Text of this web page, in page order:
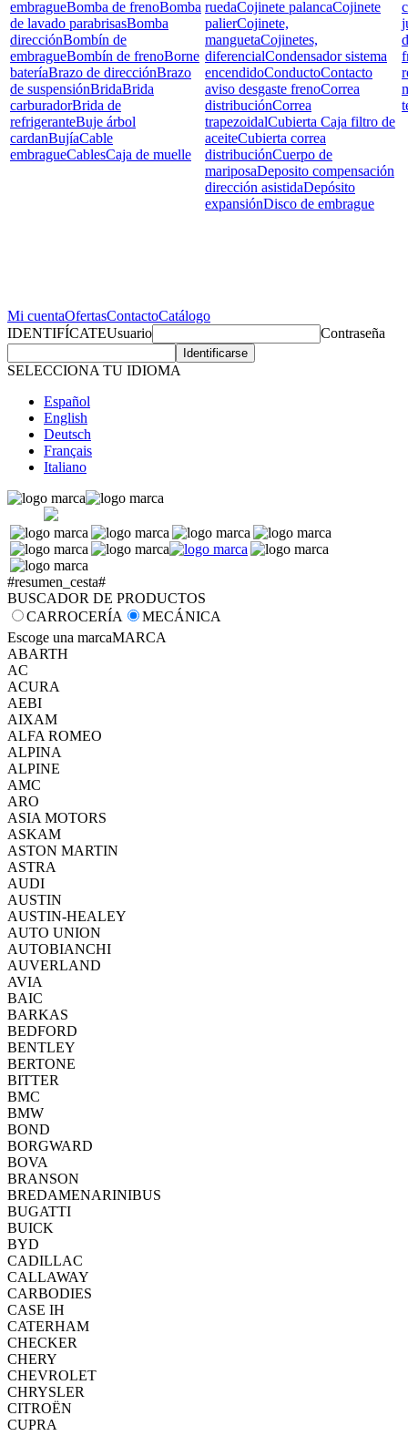
embragueBomba de frenoBomba
de lavado parabrisasBomba
direcciónBombín de
embragueBombín de frenoBorne
bateríaBrazo de direcciónBrazo
de suspensiónBridaBrida
carburadorBrida de
refrigeranteBuje árbol
cardanBujíaCable
embragueCablesCaja de muelle
ruedaCojinete palancaCojinete
palierCojinete,
manguetaCojinetes,
diferencialCondensador sistema
encendidoConductoContacto
aviso desgaste frenoCorrea
distribuciónCorrea
trapezoidalCubierta Caja filtro de
aceiteCubierta correa
distribuciónCuerpo de
mariposaDeposito compensación
dirección asistidaDepósito
expansiónDisco de embrague
Mi cuentaOfertasContactoCatálogo
IDENTIFÍCATEUsuario Contraseña
SELECCIONA TU IDIOMA
Español
English
Deutsch
Français
Italiano
#resumen_cesta#
BUSCADOR DE PRODUCTOS
CARROCERÍA
MECÁNICA
Escoge una marcaMARCA
ABARTH
AC
ACURA
AEBI
AIXAM
ALFA ROMEO
ALPINA
ALPINE
AMC
ARO
ASIA MOTORS
ASKAM
ASTON MARTIN
ASTRA
AUDI
AUSTIN
AUSTIN-HEALEY
AUTO UNION
AUTOBIANCHI
AUVERLAND
AVIA
BAIC
BARKAS
BEDFORD
BENTLEY
BERTONE
BITTER
BMC
BMW
BOND
BORGWARD
BOVA
BRANSON
BREDAMENARINIBUS
BUGATTI
BUICK
BYD
CADILLAC
CALLAWAY
CARBODIES
CASE IH
CATERHAM
CHECKER
CHERY
CHEVROLET
CHRYSLER
CITROËN
CUPRA